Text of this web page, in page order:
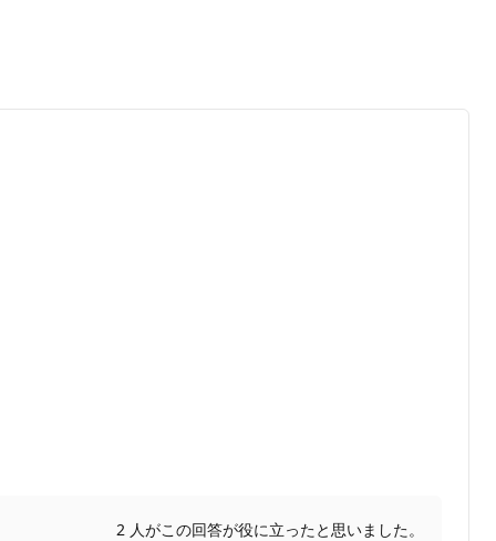
2 人がこの回答が役に立ったと思いました。